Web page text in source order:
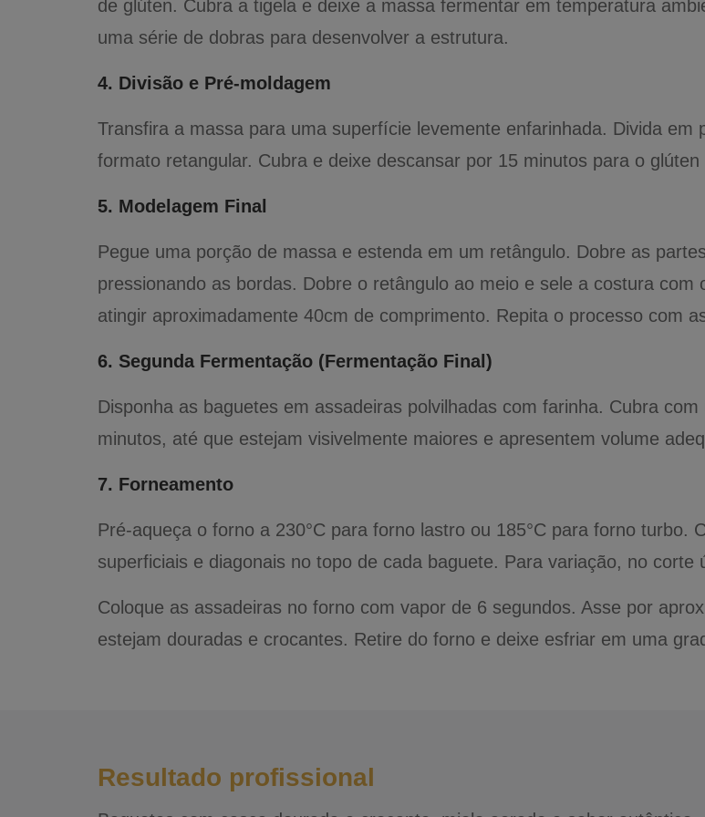
de glúten. Cubra a tigela e deixe a massa fermentar em temperatura
uma série de dobras para desenvolver a estrutura.
4. Divisão e Pré-moldagem
Transfira a massa para uma superfície levemente enfarinhada. Divida
formato retangular. Cubra e deixe descansar por 15 minutos para o glúten
5. Modelagem Final
Pegue uma porção de massa e estenda em um retângulo. Dobre as
pressionando as bordas. Dobre o retângulo ao meio e sele a costura
atingir aproximadamente 40cm de comprimento. Repita o processo com
6. Segunda Fermentação (Fermentação Final)
Disponha as baguetes em assadeiras polvilhadas com farinha. Cubra
minutos, até que estejam visivelmente maiores e apresentem volume
7. Forneamento
Pré-aqueça o forno a 230°C para forno lastro ou 185°C para forno turbo.
superficiais e diagonais no topo de cada baguete. Para variação, no
Coloque as assadeiras no forno com vapor de 6 segundos. Asse por
estejam douradas e crocantes. Retire do forno e deixe esfriar em uma
Resultado profissional